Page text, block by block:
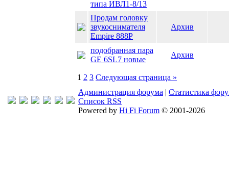
типа ИВЛ1-8/13
Продам головку
звукоснимателя
Empire 888P
Архив
подобранная пара
GE 6SL7 новые
Архив
1 2 3 Следующая страница »
Администрация форума | Статистика
Список RSS
Powered by Hi Fi Forum © 2001-2026